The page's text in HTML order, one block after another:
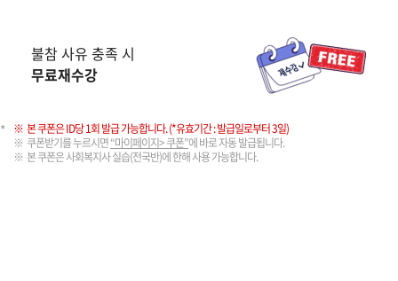
불참 사유 충족 시
무료재수강
본 쿠폰은 ID당 1회 발급 가능합니다. (*유효기간 : 발급일로부터 3일)
쿠폰받기를 누르시면“마이페이지> 쿠폰”에 바로 자동 발급됩니다.
본 쿠폰은 사회복지사 실습(전국반)에 한해 사용 가능합니다.